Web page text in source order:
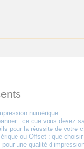
numérique
: ce que vous devez
pour la réussite de votre
ou Offset : que choisir
une qualité